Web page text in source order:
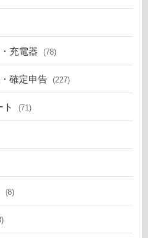
充電器 (78)
確定申告 (227)
(71)
(8)